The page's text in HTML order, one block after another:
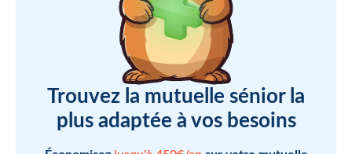
Trouvez la mutuelle sénior la
plus adaptée à vos besoins